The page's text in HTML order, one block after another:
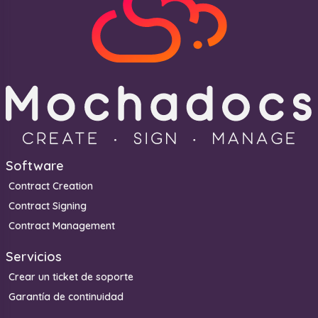
Software
Contract Creation
Contract Signing
Contract Management
Servicios
Crear un ticket de soporte
Garantía de continuidad